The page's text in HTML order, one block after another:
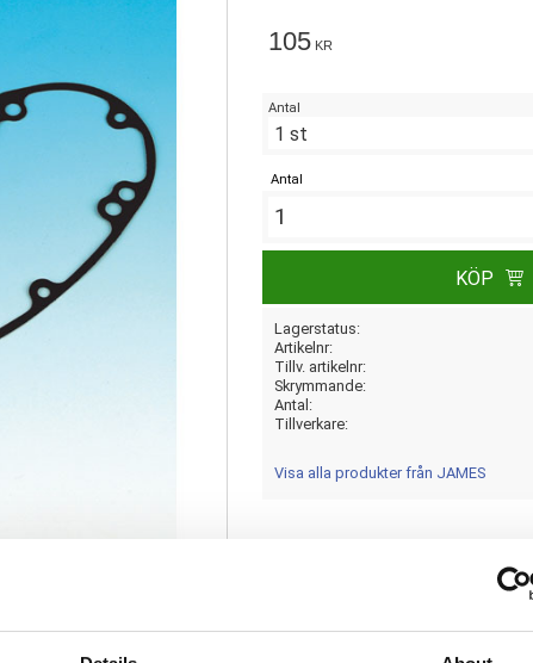
105 KR
Antal
Antal
KÖP
Lagerstatus
Artikelnr
Tillv. artikelnr
Skrymmande
Antal
Tillverkare
Visa alla produkter från JAMES
an aluminum core